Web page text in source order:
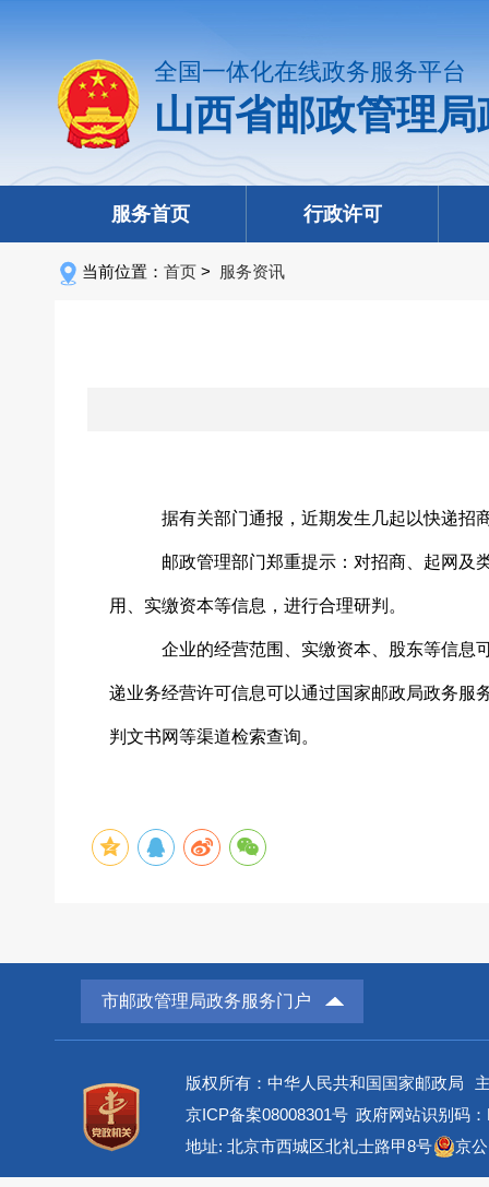
全国一体化在线政务服务平台
山西省邮政管理
服务首页 行政许可
当前位置： 首页 > 服务资讯
据有关部门通报，近期发生几起以快递招
邮政管理部门郑重提示：对招商、起网及
用、实缴资本等信息，进行合理研判。
企业的经营范围、实缴资本、股东等信息
递业务经营许可信息可以通过国家邮政局政务服
判文书网等渠道检索查询。
市邮政管理局政务服务门户
版权所有：中华人民共和国国家邮政局
京ICP备案08008301号 政府网站识别码
地址: 北京市西城区北礼士路甲8号
京